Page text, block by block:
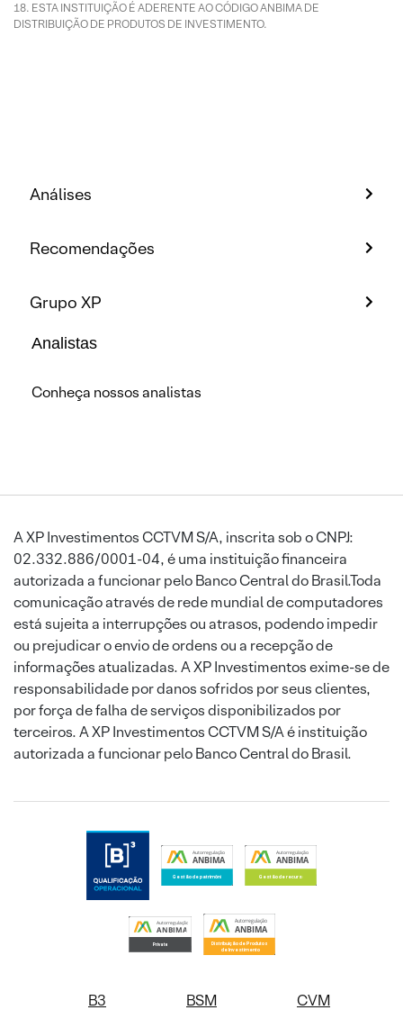
ESTA INSTITUIÇÃO É ADERENTE AO CÓDIGO ANBIMA DE
DISTRIBUIÇÃO DE PRODUTOS DE INVESTIMENTO.
Análises
Recomendações
Grupo XP
Analistas
Conheça nossos analistas
A XP Investimentos CCTVM S/A, inscrita sob o CNPJ:
02.332.886/0001-04, é uma instituição financeira
autorizada a funcionar pelo Banco Central do Brasil.Toda
comunicação através de rede mundial de computadores
está sujeita a interrupções ou atrasos, podendo impedir
ou prejudicar o envio de ordens ou a recepção de
informações atualizadas. A XP Investimentos exime-se de
responsabilidade por danos sofridos por seus clientes,
por força de falha de serviços disponibilizados por
terceiros. A XP Investimentos CCTVM S/A é instituição
autorizada a funcionar pelo Banco Central do Brasil.
B3 BSM CVM